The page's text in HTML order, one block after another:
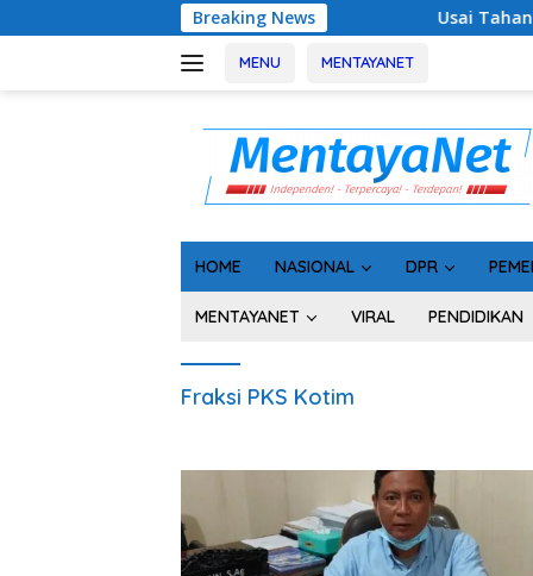
ke
Breaking NewsUsai Tahan 5 Komisioner
MENU MENTAYANET
HOME NASIONAL DPR
MENTAYANET VIRAL PENDIDIKAN
Fraksi PKS Kotim